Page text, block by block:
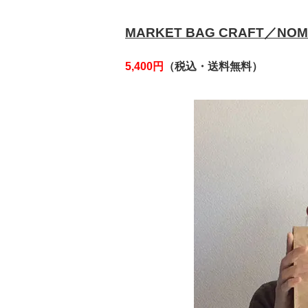
MARKET BAG CRAFT／
5,400円 （税込・送料無料）